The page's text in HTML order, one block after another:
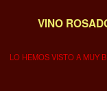
VINO
LO HEMOS VISTO A MUY